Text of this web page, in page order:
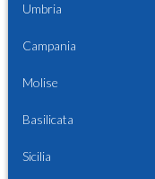
Umbria
Campania
Molise
Basilicata
Sicilia